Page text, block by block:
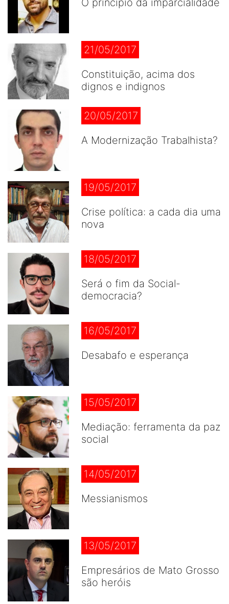
O princípio da imparcialidade
21/05/2017
Constituição, acima dos
dignos e indignos
20/05/2017
A Modernização Trabalhista?
19/05/2017
Crise política: a cada dia uma
nova
18/05/2017
Será o fim da Social-
democracia?
16/05/2017
Desabafo e esperança
15/05/2017
Mediação: ferramenta da paz
social
14/05/2017
Messianismos
13/05/2017
Empresários de Mato Grosso
são heróis